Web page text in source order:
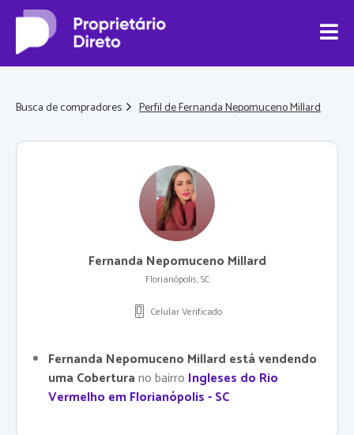
Busca de compradores Perfil de Fernanda Nepomuceno Millard
Fernanda Nepomuceno Millard
Florianópolis, SC
Celular Verificado
Fernanda Nepomuceno Millard está vendendo
uma Coberturano bairro Ingleses do Rio
Vermelho em Florianópolis - SC